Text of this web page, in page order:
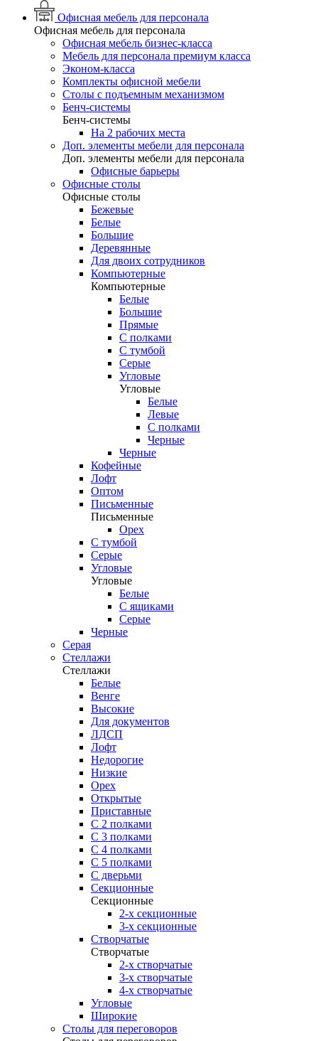
Офисная мебель для персонала
Офисная мебель для персонала
Офисная мебель бизнес-класса
Мебель для персонала премиум класса
Эконом-класса
Комплекты офисной мебели
Столы с подъемным механизмом
Бенч-системы
Бенч-системы
На 2 рабочих места
Доп. элементы мебели для персонала
Доп. элементы мебели для персонала
Офисные барьеры
Офисные столы
Офисные столы
Бежевые
Белые
Большие
Деревянные
Для двоих сотрудников
Компьютерные
Компьютерные
Белые
Большие
Прямые
С полками
С тумбой
Серые
Угловые
Угловые
Белые
Левые
С полками
Черные
Черные
Кофейные
Лофт
Оптом
Письменные
Письменные
Орех
С тумбой
Серые
Угловые
Угловые
Белые
С ящиками
Серые
Черные
Серая
Стеллажи
Стеллажи
Белые
Венге
Высокие
Для документов
ЛДСП
Лофт
Недорогие
Низкие
Орех
Открытые
Приставные
С 2 полками
С 3 полками
С 4 полками
С 5 полками
С дверьми
Секционные
Секционные
2-х секционные
3-х секционные
Створчатые
Створчатые
2-х створчатые
3-х створчатые
4-х створчатые
Угловые
Широкие
Столы для переговоров